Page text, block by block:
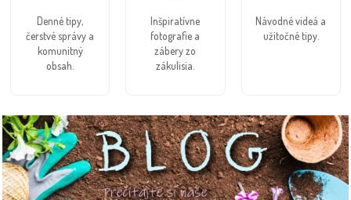
Denné tipy,
čerstvé správy a
komunitný
obsah.
Inšpiratívne
fotografie a
zábery zo
zákulisia.
Návodné videá a
užitočné tipy.